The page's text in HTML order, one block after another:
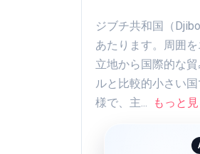
ジブチ共和国（
あたります。周囲
立地から国際的な
ルと比較的小さい
様で、主...
もっと